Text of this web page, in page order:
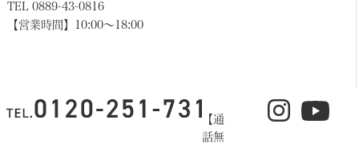
TEL 0889-43-0816
【営業時間】10:00〜18:00
【通
話無